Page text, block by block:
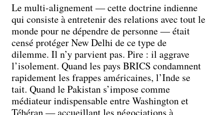
Le multi-alignement — cette doctrine indienne
qui consiste à entretenir des relations avec tout le
monde pour ne dépendre de personne — était
censé protéger New Delhi de ce type de
dilemme. Il n’y parvient pas. Pire : il aggrave
l’isolement. Quand les pays BRICS condamnent
rapidement les frappes américaines, l’Inde se
tait. Quand le Pakistan s’impose comme
médiateur indispensable entre Washington et
Téhéran — accueillant les négociations à